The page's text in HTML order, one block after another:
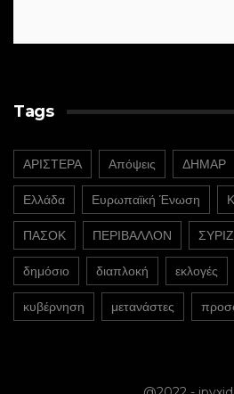
Tags
ΑΡΙΣΤΕΡΑ Απόψεις ΔΗΜΑΡ
Ελλάδα Ευρωπαϊκή Ένωση
ΠΑΣΟΚ ΠΕΡΙΒΑΛΛΟΝ
δημόσιο διαπλοκή εκλογές
κυβέρνηση μετανάστες